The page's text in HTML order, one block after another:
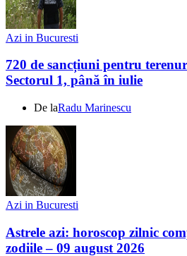
Azi in Bucuresti
720 de sancțiuni pentru
Sectorul 1, până în iulie
De laRadu Marinescu
Azi in Bucuresti
Astrele azi: horoscop zilnic
zodiile – 09 august 2026